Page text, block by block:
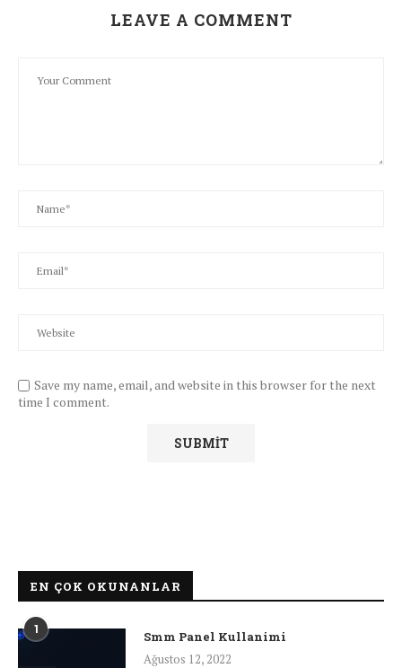
LEAVE A COMMENT
Save my name, email, and website in this browser for the next
time I comment.
EN ÇOK OKUNANLAR
1
Smm Panel Kullanimi
Ağustos 12, 2022